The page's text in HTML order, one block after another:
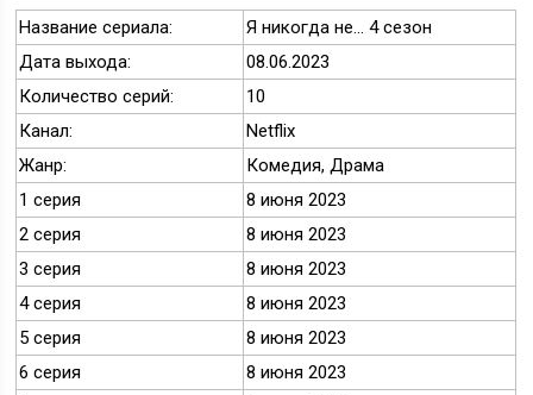
Название сериала:
Я никогда не… 4 сезон
Дата выхода:
08.06.2023
Количество серий:
10
Канал:
Netflix
Жанр:
Комедия, Драма
1 серия
8 июня 2023
2 серия
8 июня 2023
3 серия
8 июня 2023
4 серия
8 июня 2023
5 серия
8 июня 2023
6 серия
8 июня 2023